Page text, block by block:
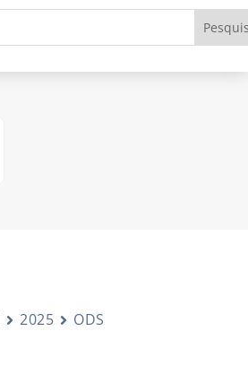
2025 ODS